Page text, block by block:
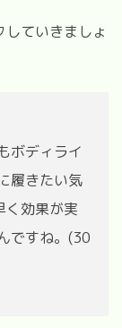
ていきましょ
ボディライ
履きたい気
く効果が実
ですね。(30